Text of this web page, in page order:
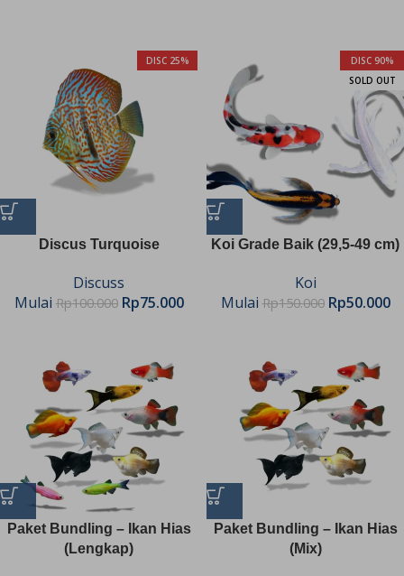
DISC 25%
Discus Turquoise
Discuss
Mulai Rp100.000 Rp75.000
DISC 90%
SOLD OUT
Koi Grade Baik (29,5-49 cm)
Koi
Mulai Rp150.000 Rp50.000
Paket Bundling – Ikan Hias
(Lengkap)
Paket Bundling – Ikan Hias
(Mix)